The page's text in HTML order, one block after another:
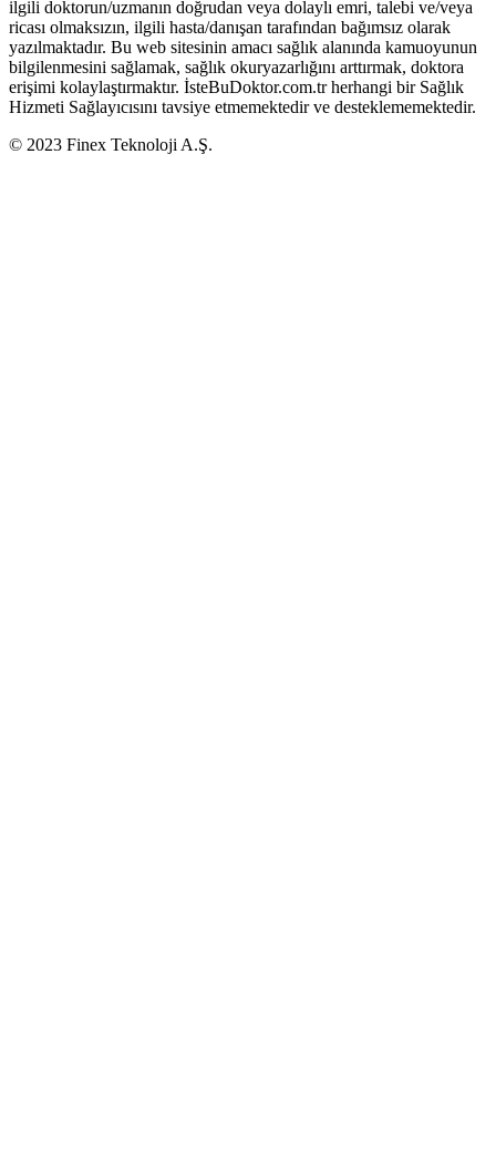
ilgili doktorun/uzmanın doğrudan veya dolaylı emri, talebi ve/veya
ricası olmaksızın, ilgili hasta/danışan tarafından bağımsız olarak
yazılmaktadır. Bu web sitesinin amacı sağlık alanında kamuoyunun
bilgilenmesini sağlamak, sağlık okuryazarlığını arttırmak, doktora
erişimi kolaylaştırmaktır. İsteBuDoktor.com.tr herhangi bir Sağlık
Hizmeti Sağlayıcısını tavsiye etmemektedir ve desteklememektedir.
© 2023 Finex Teknoloji A.Ş.